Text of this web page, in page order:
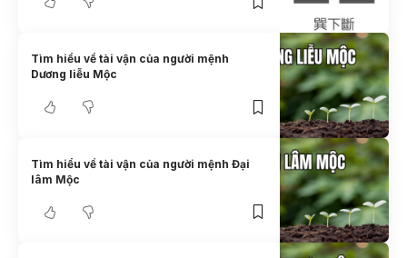
Tìm hiểu về tài vận của người mệnh
Dương liễu Mộc
Tìm hiểu về tài vận của người mệnh Đại
lâm Mộc